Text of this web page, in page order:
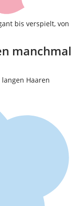
bis verspielt, von
manchmal
Haaren